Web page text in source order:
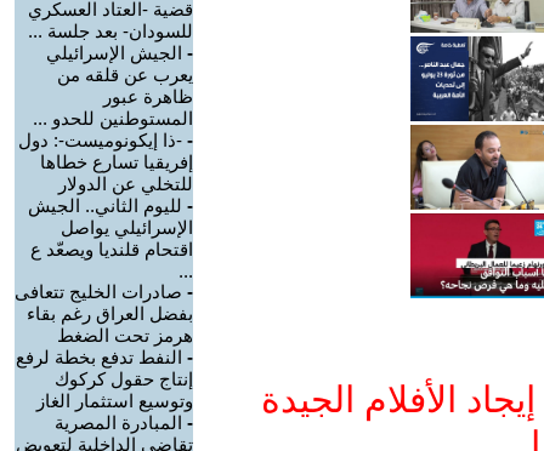
الأفلام الجيدة
قضية -العتاد العسكري
للسودان- بعد جلسة ...
- الجيش الإسرائيلي
يعرب عن قلقه من
ظاهرة عبور
المستوطنين للحدو ...
- -ذا إيكونوميست-: دول
إفريقيا تسارع خطاها
للتخلي عن الدولار
- لليوم الثاني.. الجيش
الإسرائيلي يواصل
اقتحام قلنديا ويصعّد ع
...
- صادرات الخليج تتعافى
بفضل العراق رغم بقاء
هرمز تحت الضغط
- النفط تدفع بخطة لرفع
إنتاج حقول كركوك
وتوسيع استثمار الغاز
- المبادرة المصرية
تقاضي الداخلية لتعويض